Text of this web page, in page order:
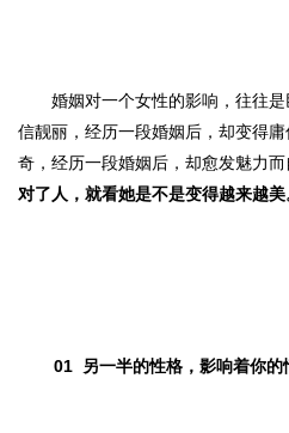
婚姻对一个女性的影响，往往
信靓丽，经历一段婚姻后，却变得
奇，经历一段婚姻后，却愈发魅力而
对了人，就看她是不是变得越来越美
01 另一半的性格，影响着你的